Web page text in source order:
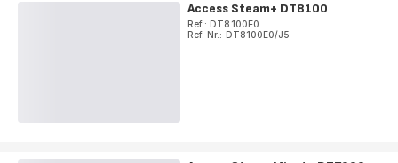
Access Steam+ DT8100
Ref.: DT8100E0
Ref. Nr.: DT8100E0/J5